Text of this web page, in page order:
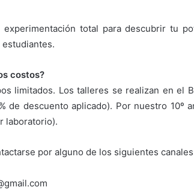
total para descubrir tu
estudiantes.
costos?
limitados. Los talleres se realizan en el
de descuento aplicado). Por nuestro 10º
laboratorio).
por alguno de los siguientes